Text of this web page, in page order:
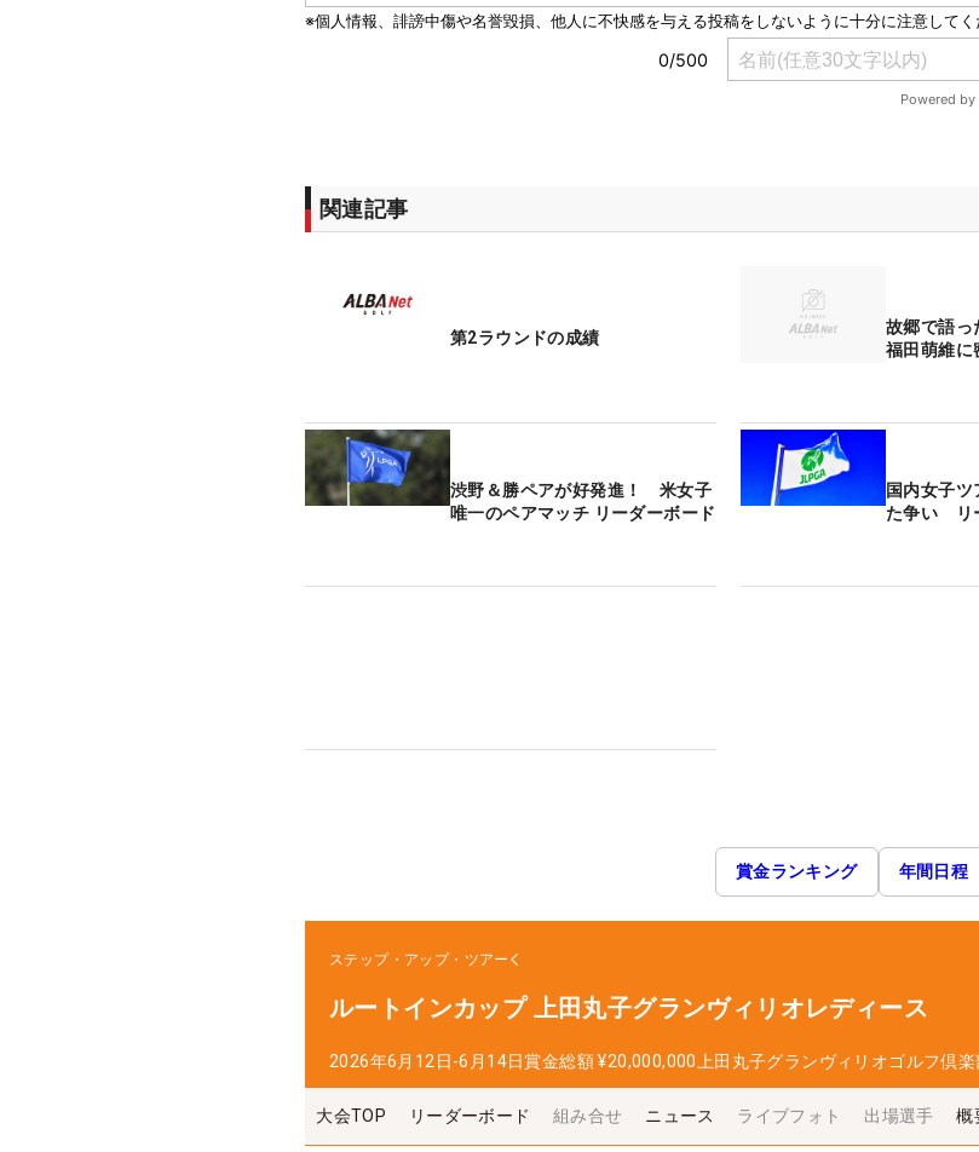
関連記事
第2ラウンドの成績
故郷で語
福田萌維に
渋野＆勝ペアが好発進！ 米女子
唯一のペアマッチ リーダーボード
国内女子
た争い リ
賞金ランキング 年間日程
ステップ・アップ・ツアー
ルートインカップ 上田丸子グランヴィリオレディース
2026年6月12日-6月14日賞金総額 ¥20,000,000上田丸子グランヴィリオゴルフ倶楽
大会TOP リーダーボード 組み合せ ニュース ライブフォト 出場選手 概